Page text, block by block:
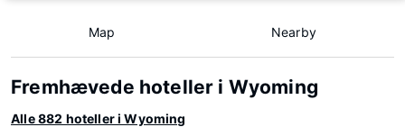
Map Nearby
Fremhævede hoteller i Wyoming
Alle 882 hoteller i Wyoming